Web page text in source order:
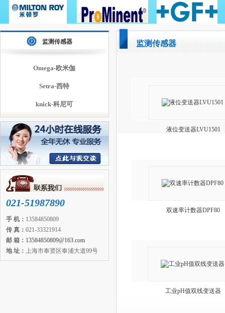
监测传感器
Omega-欧米伽
Setra-西特
knick-科尼可
021-51987890
手 机： 13584850809
传 真： 021-33321914
邮 箱： 13584850809@163.com
地 址： 上海市奉贤区奉浦大道99号
监测传感器
液位变送器LVU1501
双速率计数器DPF80
工业pH值双线变送器